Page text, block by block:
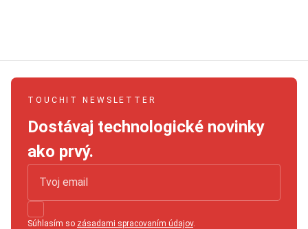
TOUCHIT NEWSLETTER
Dostávaj technologické novinky
ako prvý.
Súhlasím so zásadami spracovaním údajov.